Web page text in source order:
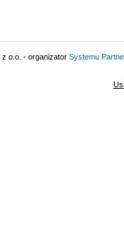
o.o. - organizator Systemu